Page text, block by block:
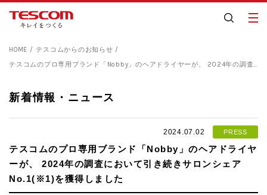
HOME
テスコムからのお知らせ
テスコムのプロ専用ブランド「Nobby」のヘアドライヤーが、 2024年の調査において引き続きサロンシェアNo.1(※1)を獲得しました
新着情報・ニュース
2024.07.02 PRESS
テスコムのプロ専用ブランド「Nobby」のヘアドライヤ
ーが、 2024年の調査において引き続きサロンシェア
No.1(※1)を獲得しました